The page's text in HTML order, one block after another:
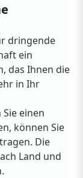
dringende
ein
das Ihnen die
in Ihr
Sie einen
können Sie
Die
Land und